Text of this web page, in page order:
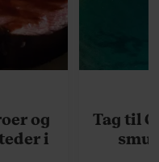
og
i
Tag til